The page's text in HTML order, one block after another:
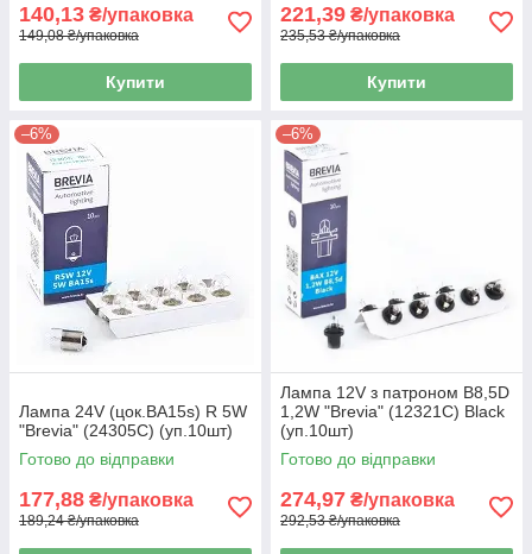
140,13 ₴/упаковка
149,08 ₴/упаковка
Купити
221,39 ₴/упаковка
235,53 ₴/упаковка
Купити
–6%
Лампа 24V (цок.BA15s) R 5W
"Brevia" (24305C) (уп.10шт)
Готово до відправки
177,88 ₴/упаковка
189,24 ₴/упаковка
–6%
Лампа 12V з патроном B8,5D
1,2W "Brevia" (12321C) Black
(уп.10шт)
Готово до відправки
274,97 ₴/упаковка
292,53 ₴/упаковка